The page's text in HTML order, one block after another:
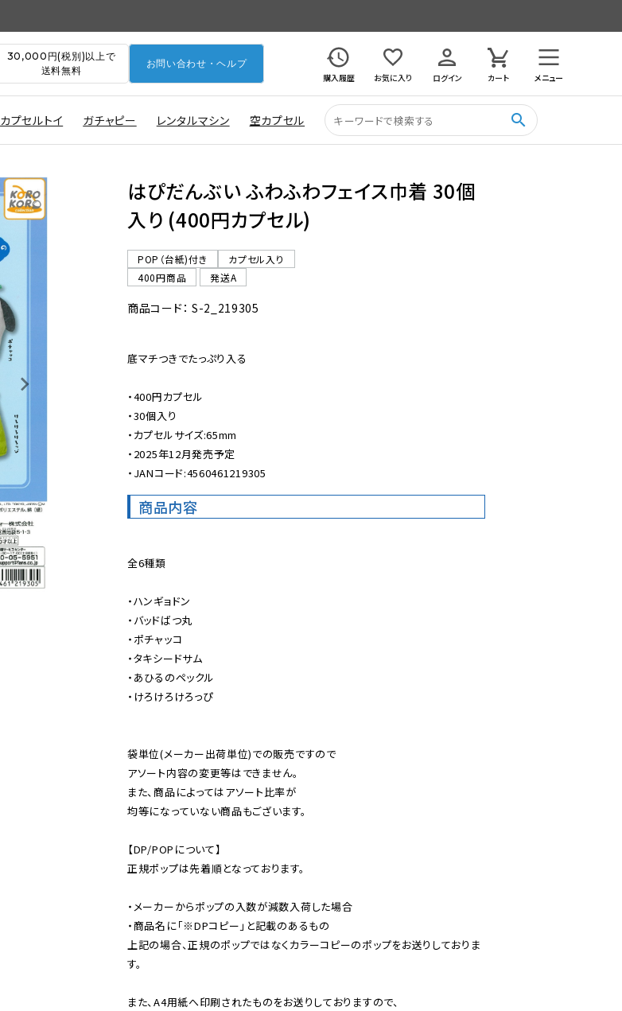
30,000円(税別)以上で
送料無料
お問い合わせ・ヘルプ
購入履歴
お気に入り ログイン カート メニュー
カプセルトイ ガチャピー レンタルマシン 空カプセル search
はぴだんぶい ふわふわフェイス巾着 30個
入り (400円カプセル)
POP（台紙)付き
カプセル入り
400円商品
発送A
商品コード： S-2_219305
底マチつきでたっぷり入る
・400円カプセル
・30個入り
・カプセルサイズ:65mm
・2025年12月発売予定
・JANコード:4560461219305
商品内容
全6種類
・ハンギョドン
・バッドばつ丸
・ポチャッコ
・タキシードサム
・あひるのペックル
・けろけろけろっぴ
袋単位(メーカー出荷単位)での販売ですので
アソート内容の変更等はできません。
また、商品によってはアソート比率が
均等になっていない商品もございます。
【DP/POPについて】
正規ポップは先着順となっております。
・メーカーからポップの入数が減数入荷した場合
・商品名に「※DPコピー」と記載のあるもの
上記の場合、正規のポップではなくカラーコピーのポップをお送りしておりま
す。
また、A4用紙へ印刷されたものをお送りしておりますので、